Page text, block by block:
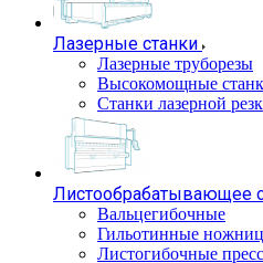
Лазерные станки
Лазерные труборезы
Высокомощные
Станки лазерной
Листообрабатывающее
Вальцегибочные
Гильотинные
Листогибочные